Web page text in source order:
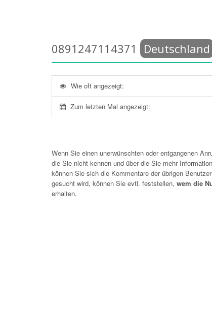
0891247114371 Deutschland
Wie oft angezeigt:
Zum letzten Mal angezeigt:
Wenn Sie einen unerwünschten oder entgangenen
die Sie nicht kennen und über die Sie mehr
können Sie sich die Kommentare der übrigen
gesucht wird, können Sie evtl. feststellen, wem die
erhalten.